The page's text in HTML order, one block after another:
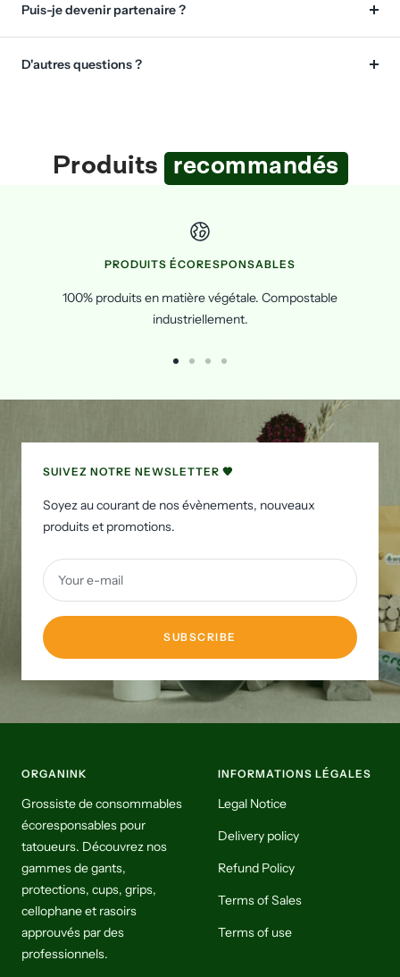
Puis-je devenir partenaire ?
D'autres questions ?
Produits recommandés
PRODUITS ÉCORESPONSABLES
100% produits en matière végétale. Compostable
industriellement.
SUIVEZ NOTRE NEWSLETTER 🧡
Soyez au courant de nos évènements, nouveaux
produits et promotions.
Your e-mail
SUBSCRIBE
ORGANINK
Grossiste de consommables
écoresponsables pour
tatoueurs. Découvrez nos
gammes de gants,
protections, cups, grips,
cellophane et rasoirs
approuvés par des
professionnels.
INFORMATIONS LÉGALES
Legal Notice
Delivery policy
Refund Policy
Terms of Sales
Terms of use